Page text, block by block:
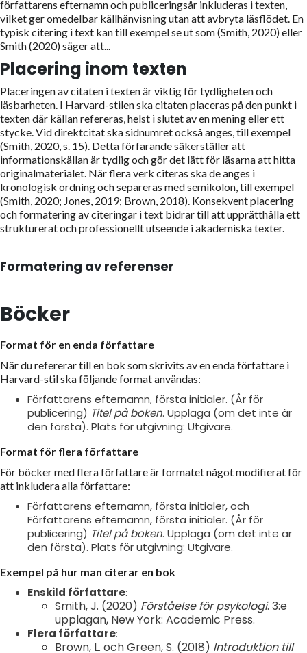
författarens efternamn och publiceringsår inkluderas i texten,
vilket ger omedelbar källhänvisning utan att avbryta läsflödet. En
typisk citering i text kan till exempel se ut som (Smith, 2020) eller
Smith (2020) säger att...
Placering inom texten
Placeringen av citaten i texten är viktig för tydligheten och
läsbarheten. I Harvard-stilen ska citaten placeras på den punkt i
texten där källan refereras, helst i slutet av en mening eller ett
stycke. Vid direktcitat ska sidnumret också anges, till exempel
(Smith, 2020, s. 15). Detta förfarande säkerställer att
informationskällan är tydlig och gör det lätt för läsarna att hitta
originalmaterialet. När flera verk citeras ska de anges i
kronologisk ordning och separeras med semikolon, till exempel
(Smith, 2020; Jones, 2019; Brown, 2018). Konsekvent placering
och formatering av citeringar i text bidrar till att upprätthålla ett
strukturerat och professionellt utseende i akademiska texter.
Formatering av referenser
Böcker
Format för en enda författare
När du refererar till en bok som skrivits av en enda författare i
Harvard-stil ska följande format användas:
Författarens efternamn, första initialer. (År för
publicering) Titel på boken. Upplaga (om det inte är
den första). Plats för utgivning: Utgivare.
Format för flera författare
För böcker med flera författare är formatet något modifierat för
att inkludera alla författare:
Författarens efternamn, första initialer, och
Författarens efternamn, första initialer. (År för
publicering) Titel på boken. Upplaga (om det inte är
den första). Plats för utgivning: Utgivare.
Exempel på hur man citerar en bok
Enskild författare:
Smith, J. (2020) Förståelse för psykologi. 3:e
upplagan, New York: Academic Press.
Flera författare:
Brown, L. och Green, S. (2018) Introduktion till